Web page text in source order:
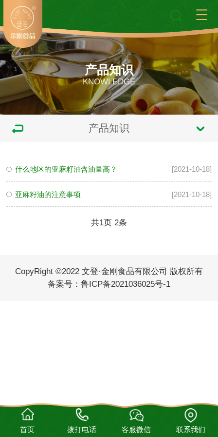
产品知识
KNOWLEDGE
产品知识
什么地区的亚麻籽油含油量高？ [2021-10-18]
亚麻籽油的注意事项 [2021-10-18]
共1页 2条
CopyRight ©2022 文登·金刚食品有限公司 版权所有
备案号： 鲁ICP备2021036025号-1
首页 拨打电话 客服微信 联系我们